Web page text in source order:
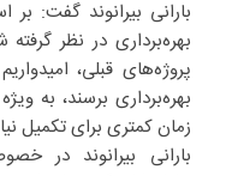
بهره‌برداری در نظر
پروژه‌های قبلی،
بهره‌برداری برسند، به
زمان کمتری برای تکمیل
بارانی بیرانوند در